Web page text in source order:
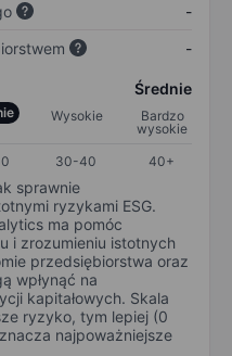
-
-
Średnie
Wysokie
Bardzo
wysokie
30-40 40+
sprawnie
ryzykami ESG.
ma pomóc
i zrozumieniu istotnych
przedsiębiorstwa oraz
wpłynąć na
kapitałowych. Skala
ryzyko, tym lepiej (0
najpoważniejsze